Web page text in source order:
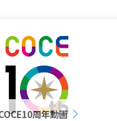
周年動画